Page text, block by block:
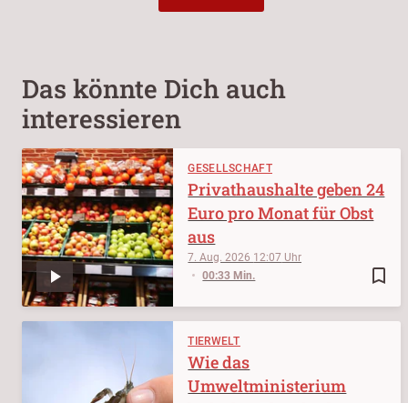
Das könnte Dich auch
interessieren
GESELLSCHAFT
bookmark_border
7. Aug. 2026 12:07
00:33 Min.
Privathaushalte geben 24
Euro pro Monat für Obst
aus
TIERWELT
Wie das
Umweltministerium